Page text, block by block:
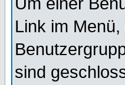
Link im
sind